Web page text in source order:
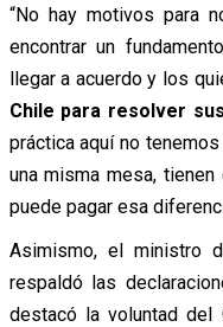
“No hay motivos para
encontrar un
llegar a acuerdo y los
Chile para resolver
práctica aquí no
una misma mesa,
puede pagar esa
Asimismo, el ministro
respaldó las
destacó la voluntad del